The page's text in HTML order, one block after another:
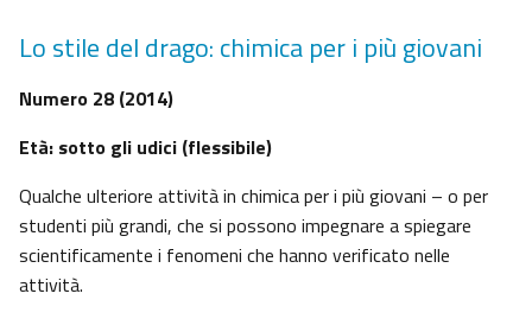
Lo stile del drago: chimica per i più giovani
Numero 28 (2014)
Età: sotto gli udici (flessibile)
Qualche ulteriore attività in chimica per i più giovani – o per
studenti più grandi, che si possono impegnare a spiegare
scientificamente i fenomeni che hanno verificato nelle
attività.